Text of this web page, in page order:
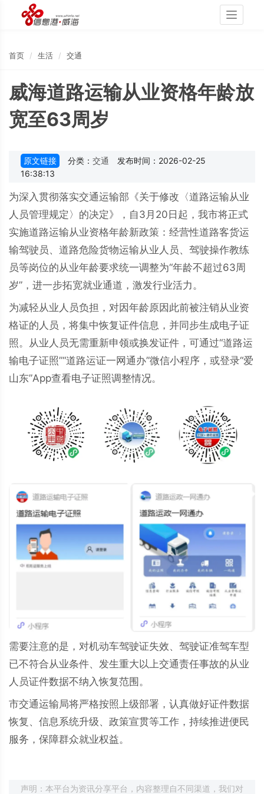
Toggle
首页 生活 交通
威海道路运输从业资格年龄放
宽至63周岁
原文链接 分类： 交通
发布时间：2026-02-25
16:38:13
为深入贯彻落实交通运输部《关于修改〈道路运输从业
人员管理规定〉的决定》，自3月20日起，我市将正式
实施道路运输从业资格年龄新政策：经营性道路客货运
输驾驶员、道路危险货物运输从业人员、驾驶操作教练
员等岗位的从业年龄要求统一调整为“年龄不超过63周
岁”，进一步拓宽就业通道，激发行业活力。
为减轻从业人员负担，对因年龄原因此前被注销从业资
格证的人员，将集中恢复证件信息，并同步生成电子证
照。从业人员无需重新申领或换发证件，可通过“道路运
输电子证照”“道路运证一网通办”微信小程序，或登录“爱
山东”App查看电子证照调整情况。
需要注意的是，对机动车驾驶证失效、驾驶证准驾车型
已不符合从业条件、发生重大以上交通责任事故的从业
人员证件数据不纳入恢复范围。
市交通运输局将严格按照上级部署，认真做好证件数据
恢复、信息系统升级、政策宣贯等工作，持续推进便民
服务，保障群众就业权益。
声明：本平台为资讯分享平台，内容整理自不同渠道，我们对